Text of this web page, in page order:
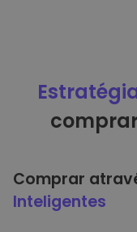
Comprar
Inteligentes